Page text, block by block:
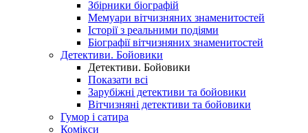
Збірники біографій
Мемуари вітчизняних знаменитостей
Історії з реальними подіями
Біографії вітчизняних знаменитостей
Детективи. Бойовики
Детективи. Бойовики
Показати всі
Зарубіжні детективи та бойовики
Вітчизняні детективи та бойовики
Гумор і сатира
Комікси